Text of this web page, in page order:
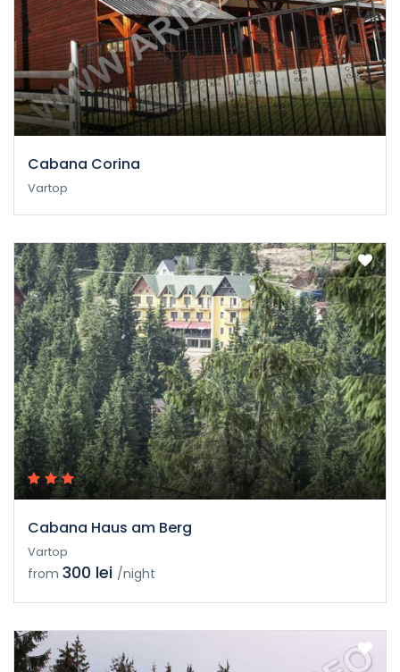
Cabana Corina
Vartop
Cabana Haus am Berg
Vartop
from 300 lei /night